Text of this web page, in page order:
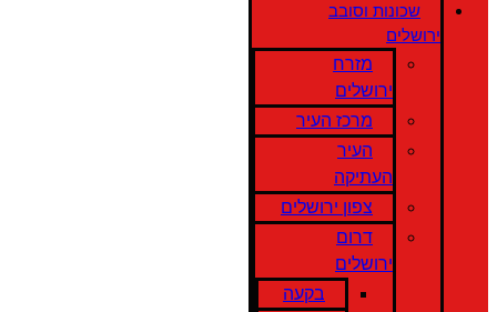
שכונות וסובב
ירושלים
מזרח
ירושלים
מרכז העיר
העיר
העתיקה
צפון ירושלים
דרום
ירושלים
בקעה